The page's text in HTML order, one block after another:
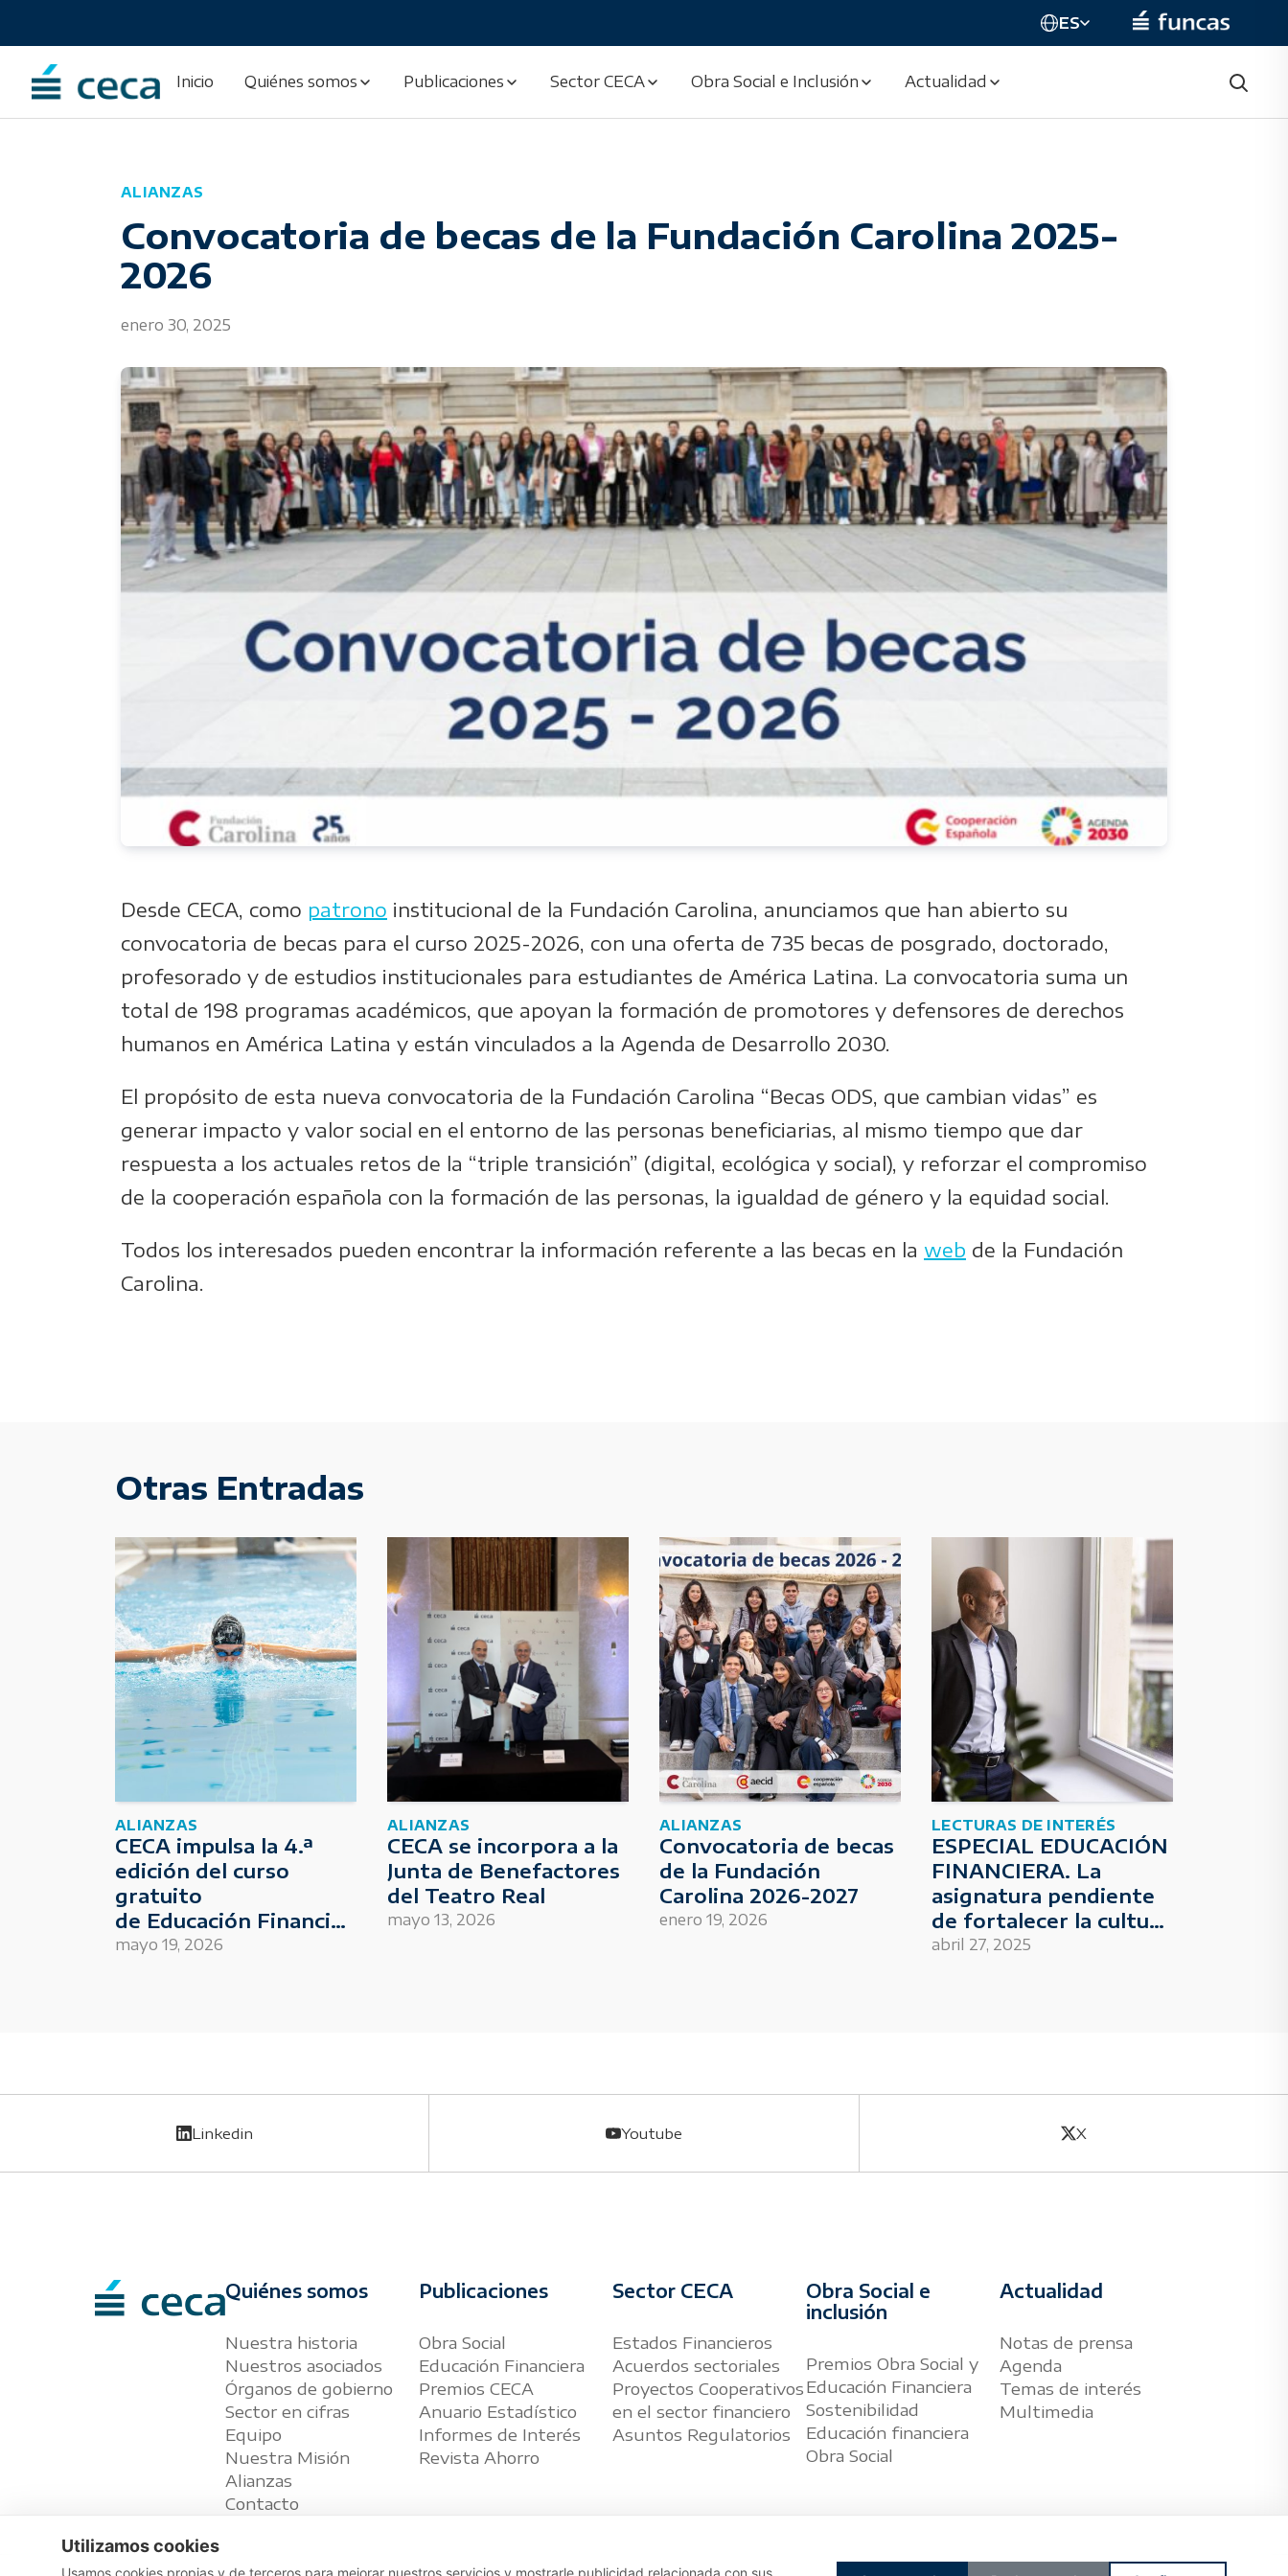
ES
Inicio Quiénes somos Publicaciones Sector CECA Obra Social e Inclusión Actualidad
ALIANZAS
Convocatoria de becas de la Fundación Carolina 2025-
2026
enero 30, 2025
Desde CECA, como patrono institucional de la Fundación Carolina, anunciamos que han abierto su
convocatoria de becas para el curso 2025-2026, con una oferta de 735 becas de posgrado, doctorado,
profesorado y de estudios institucionales para estudiantes de América Latina. La convocatoria suma un
total de 198 programas académicos, que apoyan la formación de promotores y defensores de derechos
humanos en América Latina y están vinculados a la Agenda de Desarrollo 2030.
El propósito de esta nueva convocatoria de la Fundación Carolina “Becas ODS, que cambian vidas” es
generar impacto y valor social en el entorno de las personas beneficiarias, al mismo tiempo que dar
respuesta a los actuales retos de la “triple transición” (digital, ecológica y social), y reforzar el compromiso
de la cooperación española con la formación de las personas, la igualdad de género y la equidad social.
Todos los interesados pueden encontrar la información referente a las becas en la web de la Fundación
Carolina.
Otras Entradas
ALIANZAS
CECA impulsa la 4.ª
edición del curso
gratuito
de Educación Financiera
para Deportistas
mayo 19, 2026
ALIANZAS
CECA se incorpora a la
Junta de Benefactores
del Teatro Real
mayo 13, 2026
ALIANZAS
Convocatoria de becas
de la Fundación
Carolina 2026-2027
enero 19, 2026
LECTURAS DE INTERÉS
ESPECIAL EDUCACIÓN
FINANCIERA. La
asignatura pendiente
de fortalecer la cultura
económica de la
abril 27, 2025
Linkedin Youtube X
Quiénes somos
Nuestra historia
Nuestros asociados
Órganos de gobierno
Sector en cifras
Equipo
Nuestra Misión
Alianzas
Contacto
Publicaciones
Obra Social
Educación Financiera
Premios CECA
Anuario Estadístico
Informes de Interés
Revista Ahorro
Sector CECA
Estados Financieros
Acuerdos sectoriales
Proyectos Cooperativos
en el sector financiero
Asuntos Regulatorios
Obra Social e
inclusión
Premios Obra Social y
Educación Financiera
Sostenibilidad
Educación financiera
Obra Social
Actualidad
Notas de prensa
Agenda
Temas de interés
Multimedia
Utilizamos cookies
Usamos cookies propias y de terceros para mejorar nuestros servicios y mostrarle publicidad relacionada con sus